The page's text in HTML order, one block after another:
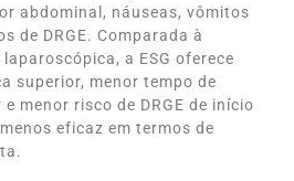
abdominal, náuseas, vômitos
de DRGE. Comparada à
a ESG oferece
superior, menor tempo de
menor risco de DRGE de início
eficaz em termos de